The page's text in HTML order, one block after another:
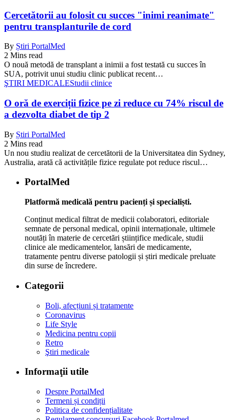
Cercetătorii au folosit cu succes "inimi reanimate"
pentru transplanturile de cord
By Știri PortalMed
2 Mins read
O nouă metodă de transplant a inimii a fost testată cu succes în
SUA, potrivit unui studiu clinic publicat recent…
ŞTIRI MEDICALEStudii clinice
O oră de exerciții fizice pe zi reduce cu 74% riscul de
a dezvolta diabet de tip 2
By Știri PortalMed
2 Mins read
Un nou studiu realizat de cercetătorii de la Universitatea din Sydney,
Australia, arată că activitățile fizice regulate pot reduce riscul…
PortalMed
Platformă medicală pentru pacienți și specialiști.
Conținut medical filtrat de medicii colaboratori, editoriale
semnate de personal medical, opinii internaționale, ultimele
noutăți în materie de cercetări științifice medicale, studii
clinice ale medicamentelor, lansări de medicamente,
tratamente pentru diverse patologii și știri medicale preluate
din surse de încredere.
Categorii
Boli, afecțiuni și tratamente
Coronavirus
Life Style
Medicina pentru copii
Retro
Ştiri medicale
Informaţii utile
Despre PortalMed
Termeni și condiții
Politica de confidențialitate